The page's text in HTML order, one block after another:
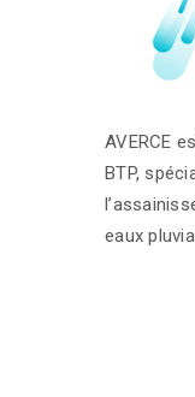
AVERCE
BTP,
eaux